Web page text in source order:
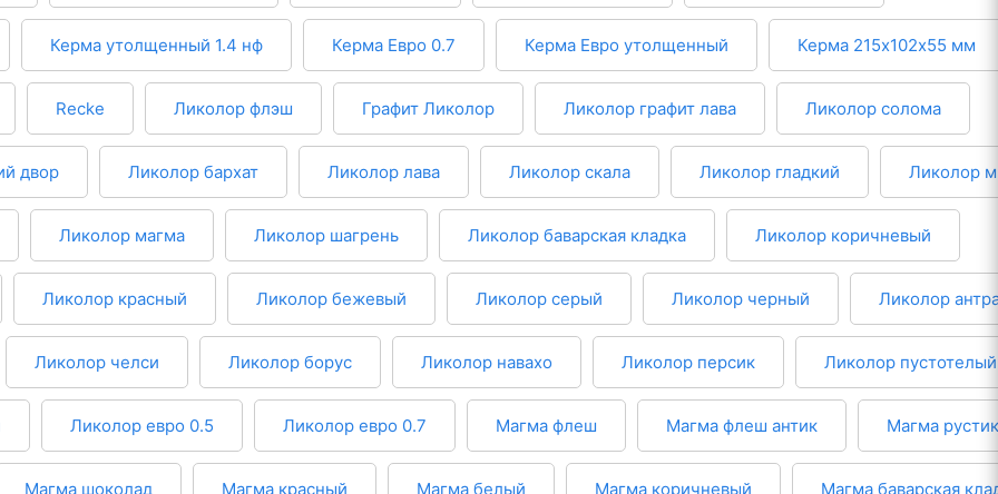
Керма утолщенный 1.4 нф Керма Евро 0.7 Керма Евро утолщенный Керма 215х102х55 мм
Recke Ликолор флэш Графит Ликолор Ликолор графит лава Ликолор солома
двор Ликолор бархат Ликолор лава Ликолор скала Ликолор гладкий Ликолор
Ликолор магма Ликолор шагрень Ликолор баварская кладка Ликолор коричневый
Ликолор красный Ликолор бежевый Ликолор серый Ликолор черный Ликолор
Ликолор челси Ликолор борус Ликолор навахо Ликолор персик Ликолор пустотелый
Ликолор евро 0.5 Ликолор евро 0.7 Магма флеш Магма флеш антик Магма рустик
Магма шоколад Магма красный Магма белый Магма коричневый Магма баварская